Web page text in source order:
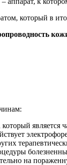
который в
на